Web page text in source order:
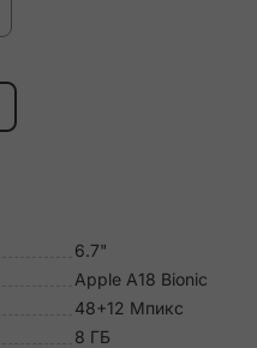
6.7"
Apple A18 Bionic
48+12 Мпикс
8 ГБ